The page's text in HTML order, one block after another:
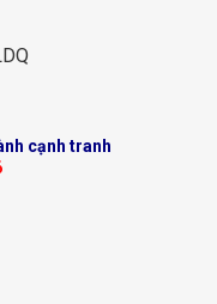
cạnh tranh